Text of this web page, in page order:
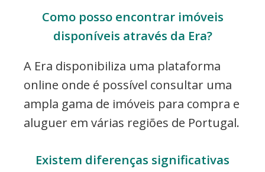
Como posso encontrar imóveis
disponíveis através da Era?
A Era disponibiliza uma plataforma
online onde é possível consultar uma
ampla gama de imóveis para compra e
aluguer em várias regiões de Portugal.
Existem diferenças significativas